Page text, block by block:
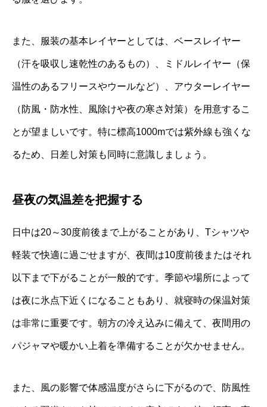
また、服装の基本レイヤーとしては、ベースレイヤー
（汗を吸収し速乾性のあるもの）、ミドルレイヤー（保
温性のあるフリースやウールなど）、アウターレイヤー
（防風・防水性、風除けや夜の寒さ対策）を用意するこ
とが望ましいです。特に標高1000mでは紫外線も強くな
るため、日差し対策も同時に意識しましょう。
昼夜の気温差を把握する
日中は20～30度前後まで上がることがあり、Tシャツや
軽装で快適に過ごせますが、夜間は10度前後またはそれ
以下まで下がることが一般的です。季節や場所によって
は夜に氷点下近くになることもあり、就寝時の保温対策
は非常に重要です。朝方の冷え込みに備えて、夜間用の
パジャマや暖かい上着を準備することが欠かせません。
また、風の影響で体感温度がさらに下がるので、防風性